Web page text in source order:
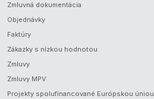
Zmluvná dokumentácia
Objednávky
Faktúry
Zákazky s nízkou hodnotou
Zmluvy
Zmluvy MPV
Projekty spolufinancované Európskou úniou